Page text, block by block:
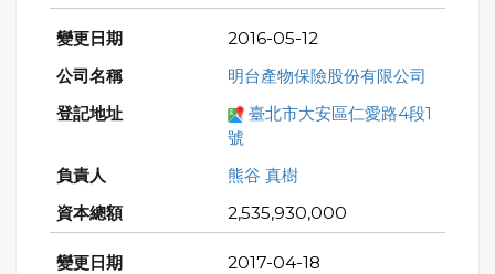
2016-05-12
明台產物保險股份有限公司
臺北市大安區仁愛路4段1
號
熊谷 真樹
2,535,930,000
2017-04-18